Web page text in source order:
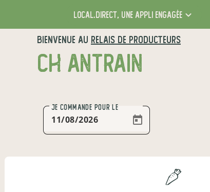
local.direct, une appli engagée
BIENVENUE AU RELAIS DE PRODUCTEURS
CH ANTRAIN
JE COMMANDE POUR LE